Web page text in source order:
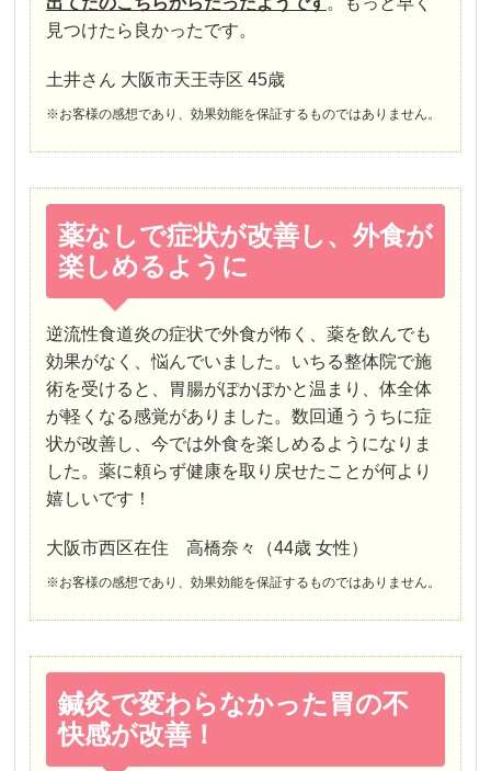
見つけたら良かったです。
土井さん 大阪市天王寺区 45歳
※お客様の感想であり、効果効能を保証するものではありません。
薬なしで症状が改善し、外食が
楽しめるように
逆流性食道炎の症状で外食が怖く、薬を飲んでも
効果がなく、悩んでいました。いちる整体院で施
術を受けると、胃腸がぽかぽかと温まり、体全体
が軽くなる感覚がありました。数回通ううちに症
状が改善し、今では外食を楽しめるようになりま
した。薬に頼らず健康を取り戻せたことが何より
嬉しいです！
大阪市西区在住 高橋奈々（44歳 女性）
※お客様の感想であり、効果効能を保証するものではありません。
鍼灸で変わらなかった胃の不
快感が改善！